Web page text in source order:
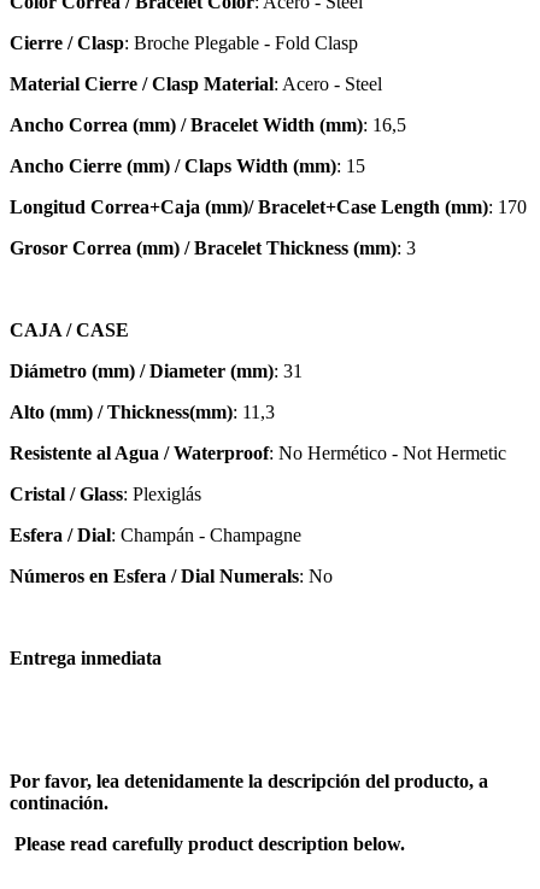
Cierre / Clasp: Broche Plegable - Fold Clasp
Material Cierre / Clasp Material: Acero - Steel
Ancho Correa (mm) / Bracelet Width (mm): 16,5
Ancho Cierre (mm) / Claps Width (mm): 15
Longitud Correa+Caja (mm)/ Bracelet+Case Length (mm): 170
Grosor Correa (mm) / Bracelet Thickness (mm): 3
CAJA / CASE
Diámetro (mm) / Diameter (mm): 31
Alto (mm) / Thickness(mm): 11,3
Resistente al Agua / Waterproof: No Hermético - Not Hermetic
Cristal / Glass: Plexiglás
Esfera / Dial: Champán - Champagne
Números en Esfera / Dial Numerals: No
Entrega inmediata
Por favor, lea detenidamente la descripción del producto, a
continación.
Please read carefully product description below.